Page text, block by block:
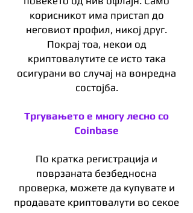
корисникот има пристап до
неговиот профил, никој друг.
Покрај тоа, некои од
криптовалутите се исто така
осигурани во случај на вонредна
состојба.
Тргувањето е многу лесно со
Coinbase
По кратка регистрација и
поврзаната безбедносна
проверка, можете да купувате и
продавате криптовалути во секое